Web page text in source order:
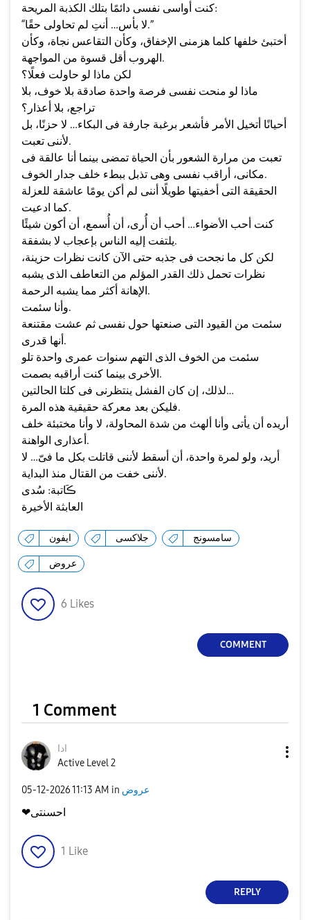
كنت أواسى نفسى دائمًا بتلك الكذبة المريحة:
“لا بأس… أنتِ لم تحاولى حقًا.”
أختبئ خلفها كلما هزمنى الإخفاق، وكأن التقاعس نجاة، وكأن
الهروب أقل قسوة من المواجهة.
لكن ماذا لو حاولت فعلًا؟
ماذا لو منحت نفسى فرصة واحدة صادقة بلا خوف، بلا
تراجع، بلا أعذار؟
أحيانًا أتخيل الأمر فأشعر برغبة جارفة فى البكاء… لا حزنًا، بل
لأننى تعبت.
تعبت من مرارة الشعور بأن الحياة تمضى بينما أنا عالقة فى
مكانى، أراقب نفسى وهى تذبل ببطء خلف جدار الخوف.
الحقيقة التى أخفيتها طويلًا أننى لم أكن يومًا عاشقة للعزلة
كما ادعيت.
كنت أحب الأضواء… أحب أن أُرى، أن أُسمع، أن أكون شيئًا
يلتفت إليه الناس بإعجاب لا بشفقة.
لكن كل ما نجحت فى جذبه حتى الآن كانت نظرات حزينة،
نظرات تحمل ذلك القدر المؤلم من التعاطف الذى يشبه
الإهانة أكثر مما يشبه الرحمة.
وأنا سئمت.
سئمت من القيود التى صنعتها حول نفسى ثم عشت مقتنعة
أنها قدرى.
سئمت من الخوف الذى التهم سنوات عمرى واحدة تلو
الأخرى بينما كنت أراقبه بصمت.
لذلك، إن كان الفشل ينتظرنى فى كلتا الحالتين…
فليكن بعد معركة حقيقية هذه المرة.
أريده أن يأتى وأنا ألهث من شدة المحاولة، لا وأنا مختبئة خلف
أعذارى الواهنة.
أريد، ولو لمرة واحدة، أن أسقط لأننى قاتلت بكل ما فىّ… لا
لأننى خفت من القتال منذ البداية.
العابثة الأخيرة
ايفون جلاكسى سامسونج
عروض
6 Likes
COMMENT
1 Comment
ادا
Active Level 2
‎05-12-202611:13 AM in عروض
❤احسنتى
1 Like
REPLY